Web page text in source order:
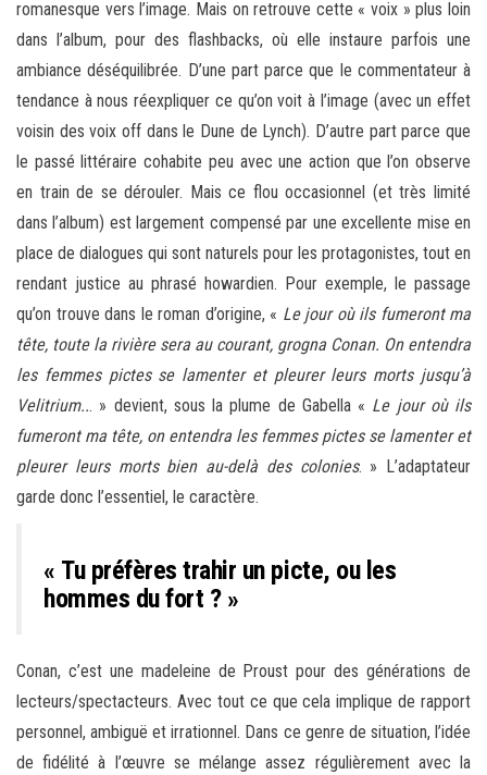
romanesque vers l’image. Mais on retrouve cette « voix » plus loin
dans l’album, pour des flashbacks, où elle instaure parfois une
ambiance déséquilibrée. D’une part parce que le commentateur à
tendance à nous réexpliquer ce qu’on voit à l’image (avec un effet
voisin des voix off dans le Dune de Lynch). D’autre part parce que
le passé littéraire cohabite peu avec une action que l’on observe
en train de se dérouler. Mais ce flou occasionnel (et très limité
dans l’album) est largement compensé par une excellente mise en
place de dialogues qui sont naturels pour les protagonistes, tout en
rendant justice au phrasé howardien. Pour exemple, le passage
qu’on trouve dans le roman d’origine, « Le jour où ils fumeront ma
tête, toute la rivière sera au courant, grogna Conan. On entendra
les femmes pictes se lamenter et pleurer leurs morts jusqu’à
Velitrium... » devient, sous la plume de Gabella « Le jour où ils
fumeront ma tête, on entendra les femmes pictes se lamenter et
pleurer leurs morts bien au-delà des colonies. » L’adaptateur
garde donc l’essentiel, le caractère.
« Tu préfères trahir un picte, ou les
hommes du fort ? »
Conan, c’est une madeleine de Proust pour des générations de
lecteurs/spectacteurs. Avec tout ce que cela implique de rapport
personnel, ambiguë et irrationnel. Dans ce genre de situation, l’idée
de fidélité à l’œuvre se mélange assez régulièrement avec la